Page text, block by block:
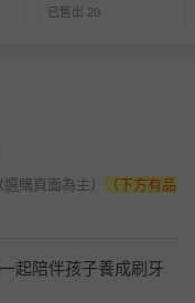
已售出 20
購頁面為主）
（下方有品
起陪伴孩子養成刷牙